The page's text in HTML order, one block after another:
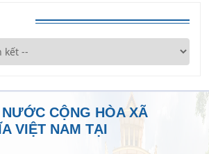
CỘNG HÒA XÃ
VIỆT NAM TẠI